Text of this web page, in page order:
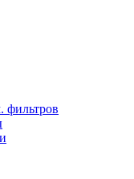
фильтров